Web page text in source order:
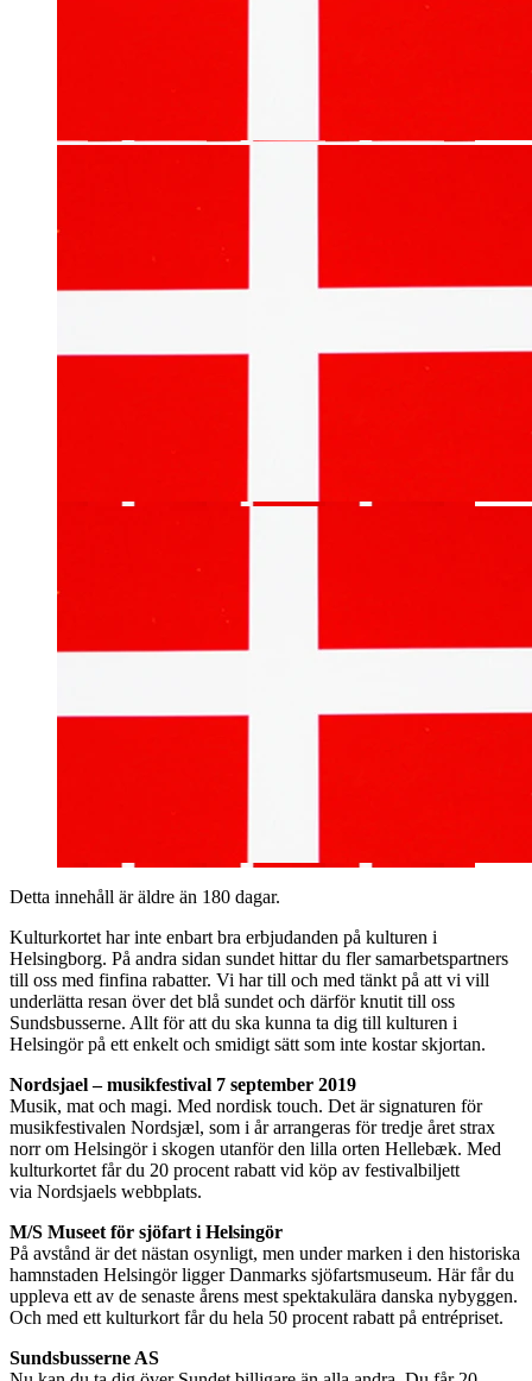
Detta innehåll är äldre än 180 dagar.
Kulturkortet har inte enbart bra erbjudanden på kulturen i
Helsingborg. På andra sidan sundet hittar du fler samarbetspartners
till oss med finfina rabatter. Vi har till och med tänkt på att vi vill
underlätta resan över det blå sundet och därför knutit till oss
Sundsbusserne. Allt för att du ska kunna ta dig till kulturen i
Helsingör på ett enkelt och smidigt sätt som inte kostar skjortan.
Nordsjael – musikfestival 7 september 2019
Musik, mat och magi. Med nordisk touch. Det är signaturen för
musikfestivalen Nordsjæl, som i år arrangeras för tredje året strax
norr om Helsingör i skogen utanför den lilla orten Hellebæk. Med
kulturkortet får du 20 procent rabatt vid köp av festivalbiljett
via Nordsjaels webbplats.
M/S Museet för sjöfart i Helsingör
På avstånd är det nästan osynligt, men under marken i den historiska
hamnstaden Helsingör ligger Danmarks sjöfartsmuseum. Här får du
uppleva ett av de senaste årens mest spektakulära danska nybyggen.
Och med ett kulturkort får du hela 50 procent rabatt på entrépriset.
Sundsbusserne AS